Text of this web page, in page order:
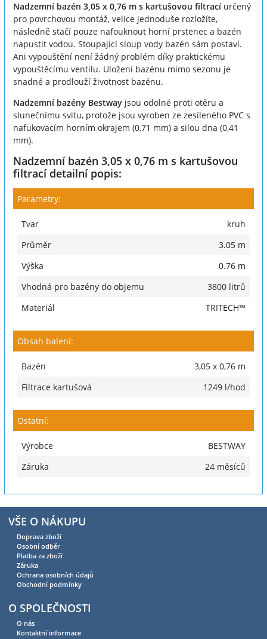
Nadzemní bazén 3,05 x 0,76 m s kartušovou filtracíurčený
pro povrchovou montáž, velice jednoduše rozložíte,
následně stačí pouze nafouknout horní prstenec a bazén
napustit vodou. Stoupající sloup vody bazén sám postaví.
Ani vypouštění není žádný problém díky praktickému
vypouštěcímu ventilu. Uložení bazénu mimo sezonu je
snadné a prodlouží životnost bazénu.
Nadzemní bazény Bestway jsou odolné proti otěru a
slunečnímu svitu, protože jsou vyroben ze zesíleného PVC s
nafukovacím horním okrajem (0,71 mm) a silou dna (0,41
mm).
Nadzemní bazén 3,05 x 0,76 m s kartušovou
filtrací detailní popis:
Parametry:
Tvar
kruh
Průměr
3.05 m
Výška
0.76 m
Vhodná pro bazény do objemu
3800 litrů
Materiál
TRITECH™
Obsah balení:
Bazén
3,05 x 0,76 m
Filtrace kartušová
1249 l/hod
Ostatní:
Výrobce
BESTWAY
Záruka
24 měsíců
VŠE O NÁKUPU
Doprava zboží
Osobní odběr
Platba za zboží
Záruka
Ochrana osobních údajů
Obchodní podmínky
O SPOLEČNOSTI
O nás
Kontaktní informace